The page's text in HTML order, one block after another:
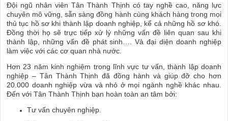
Đội ngũ nhân viên Tân Thành Thịnh có tay nghề cao, năng lực
chuyên mô vững, sẵn sàng đồng hành cùng khách hàng trong mọi
thủ tục hồ sơ khi thành lập doanh nghiệp, kể cả những hồ sơ khó.
Đồng thời họ sẽ trực tiếp xử lý những vấn đề liên quan sau khi
thành lập, những vấn đề phát sinh…. Và đại diện doanh nghiệp
làm việc với các cơ quan nhà nước.
Hơn 23 năm kinh nghiệm trong lĩnh vực tư vấn, thành lập doanh
nghiệp – Tân Thành Thịnh đã đồng hành và giúp đỡ cho hơn
20.000 doanh nghiệp vừa và nhỏ ở mọi ngành nghề khác nhau.
Đến với Tân Thành Thịnh bạn hoàn toàn an tâm bởi:
Tư vấn chuyên nghiệp.